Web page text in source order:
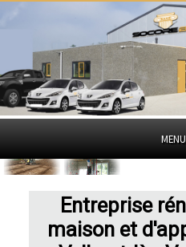
Entreprise
maison et